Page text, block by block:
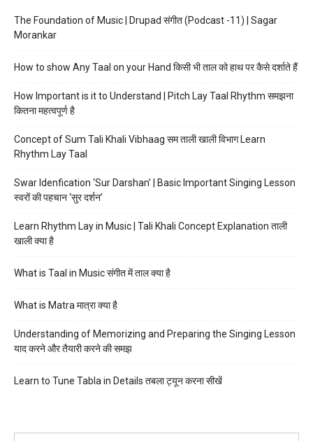
The Foundation of Music | Drupad संगीत (Podcast -11) | Sagar
Morankar
How to show Any Taal on your Hand किसी भी ताल को हाथ पर कैसे दर्शाते हैं
How Important is it to Understand | Pitch Lay Taal Rhythm समझना
कितना महत्वपूर्ण है
Concept of Sum Tali Khali Vibhaag सम ताली खाली विभाग Learn
Rhythm Lay Taal
Swar Idenfication ‘Sur Darshan’ | Basic Important Singing Lesson
स्वरों की पहचान ‘सुर दर्शन’
Learn Rhythm Lay in Music | Tali Khali Concept Explanation ताली
खाली क्या है
What is Taal in Music संगीत में ताल क्या है
What is Matra मात्रा क्या है
Understanding of Memorizing and Preparing the Singing Lesson
याद करने और तैयारी करने की समझ
Learn to Tune Tabla in Details तबला ट्यून करना सीखें